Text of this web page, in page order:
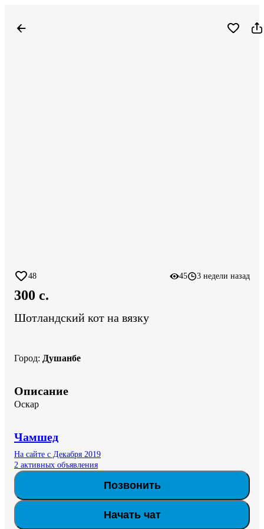
48 45 3 недели назад
300 c.
Шотландский кот на вязку
Город: Душанбе
Описание
Оскар
Чамшед
На сайте с Декабря 2019
2 активных объявления
Позвонить
Начать чат